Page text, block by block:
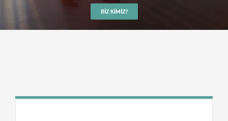
BIZ KIMIZ?